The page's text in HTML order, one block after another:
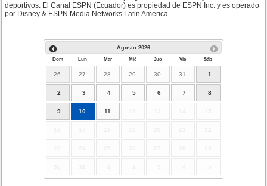
deportivos. El Canal ESPN (Ecuador) es propiedad de ESPN Inc. y es operado
por Disney & ESPN Media Networks Latin America.
Agosto 2026
Dom Lun Mar Mié Jue Vie Sáb
26 27 28 29 30 31 1
2 3 4 5 6 7 8
9 10 11